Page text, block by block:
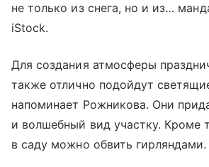
не только из снега, но и из…
iStock.
Для создания атмосферы
также отлично подойдут
напоминает Рожникова. Они
и волшебный вид участку. Кроме
в саду можно обвить гирляндами.